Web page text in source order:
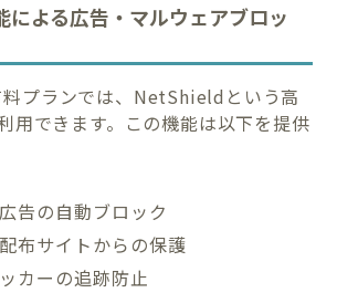
よる広告・マルウェアブロッ
プランでは、NetShieldという高
用できます。この機能は以下を提供
告の自動ブロック
布サイトからの保護
カーの追跡防止